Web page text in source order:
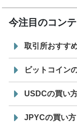
今注目のコン
取引所おすす
ビットコイン
USDCの買い
JPYCの買い方